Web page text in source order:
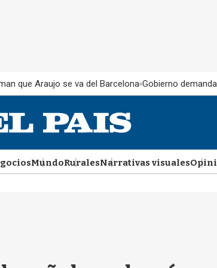
que Araujo se va del Barcelona Gobierno
MundoRuralesNarrativas visuales